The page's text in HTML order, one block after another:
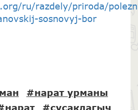
ru/razdely/priroda/
sosnovyj-bor
#нарат урманы
#сусаклагыч